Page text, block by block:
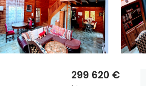
299 620 €